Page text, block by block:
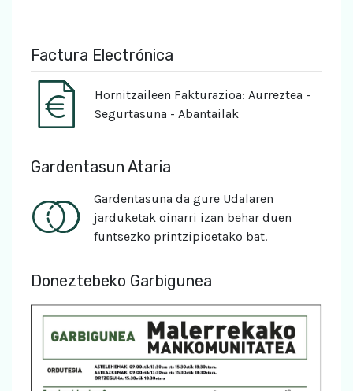
Factura Electrónica
Hornitzaileen Fakturazioa: Aurreztea -
Segurtasuna - Abantailak
Gardentasun Ataria
Gardentasuna da gure Udalaren
jarduketak oinarri izan behar duen
funtsezko printzipioetako bat.
Doneztebeko Garbigunea